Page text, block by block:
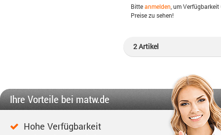
Bitteanmelden , um
Preise zu sehen!
2 Artikel
Ihre Vorteile bei matw.de
Hohe Verfügbarkeit